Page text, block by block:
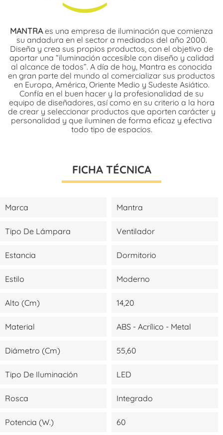
MANTRAes una empresa de iluminación que comienza
su andadura en el sector a mediados del año 2000.
Diseña y crea sus propios productos, con el objetivo de
aportar una “iluminación accesible con diseño y calidad
al alcance de todos”. A día de hoy, Mantra es conocida
en gran parte del mundo al comercializar sus productos
en Europa, América, Oriente Medio y Sudeste Asiático.
Confía en el buen hacer y la profesionalidad de su
equipo de diseñadores, así como en su criterio a la hora
de crear y seleccionar productos que aporten carácter y
personalidad y que iluminen de forma eficaz y efectiva
todo tipo de espacios.
FICHA TÉCNICA
Marca Mantra
Tipo De Lámpara Ventilador
Estancia Dormitorio
Estilo Moderno
Alto (cm) 14,20
Material ABS - Acrílico - Metal
Diámetro (cm) 55,60
Tipo De Iluminación LED
Rosca Integrado
Potencia (W.) 60